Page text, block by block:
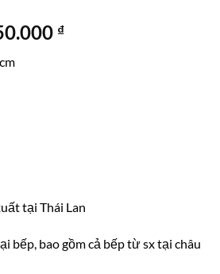
₫Giá
tại Thái Lan
bếp, bao gồm cả bếp từ sx tại châu